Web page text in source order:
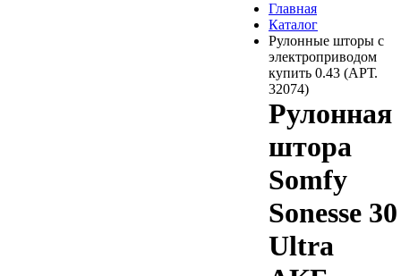
Главная
Каталог
Рулонные шторы с
электроприводом
купить 0.43 (АРТ.
32074)
Рулонная
штора
Somfy
Sonesse 30
Ultra